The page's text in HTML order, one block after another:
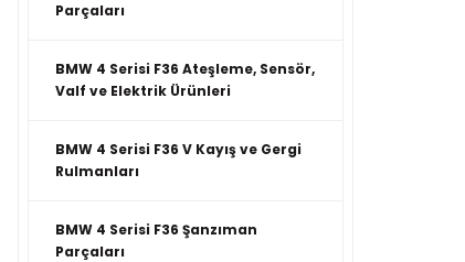
Parçaları
BMW 4 Serisi F36 Ateşleme, Sensör,
Valf ve Elektrik Ürünleri
BMW 4 Serisi F36 V Kayış ve Gergi
Rulmanları
BMW 4 Serisi F36 Şanzıman
Parçaları